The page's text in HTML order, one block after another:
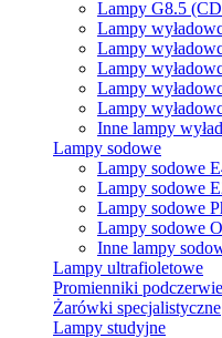
Lampy G8.5
Lampy
Lampy
Lampy
Lampy
Lampy
Inne lampy
Lampy sodowe
Lampy sodowe
Lampy sodowe
Lampy sodowe
Lampy sodowe
Inne lampy
Lampy ultrafioletowe
Promienniki
Żarówki specjalistyczne
Lampy studyjne